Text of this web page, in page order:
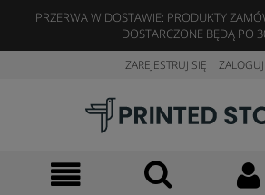
PRZERWA W DOSTAWIE: PRODUKTY
DOSTARCZONE BĘDĄ PO
ZAREJESTRUJ SIĘ